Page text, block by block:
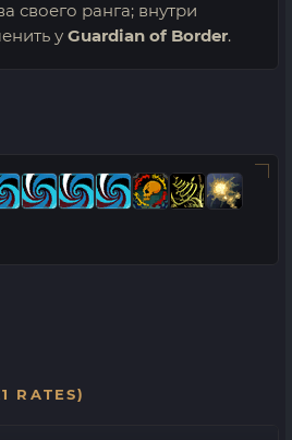
своего ранга; внутри
у Guardian of Border.